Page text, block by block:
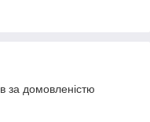
за домовленістю